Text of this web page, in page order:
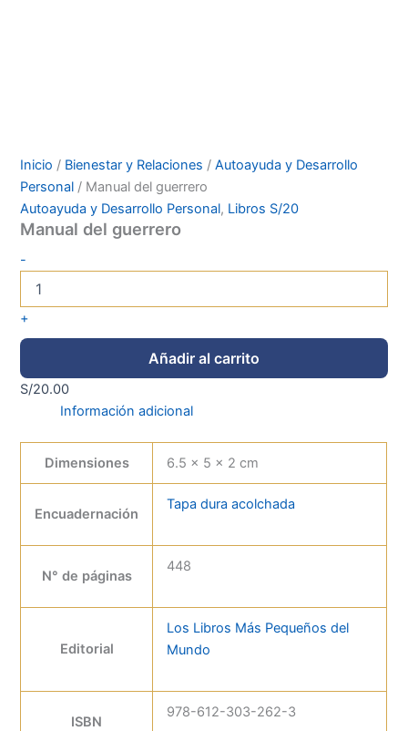
Inicio / Bienestar y Relaciones /Autoayuda y Desarrollo
Personal / Manual del guerrero
Autoayuda y Desarrollo Personal, Libros S/20
Manual del guerrero
-
+
Añadir al carrito
S/20.00
Información adicional
Dimensiones 6.5 × 5 × 2 cm
Encuadernación
Tapa dura acolchada
N° de páginas
448
Editorial
Los Libros Más Pequeños del
Mundo
ISBN
978-612-303-262-3